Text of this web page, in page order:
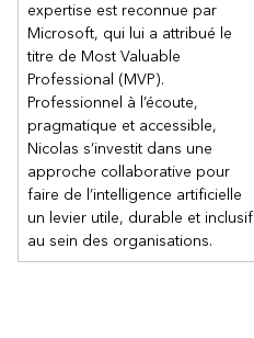
expertise est reconnue par
Microsoft, qui lui a attribué le
titre de Most Valuable
Professional (MVP).
Professionnel à l’écoute,
pragmatique et accessible,
Nicolas s’investit dans une
approche collaborative pour
faire de l’intelligence artificielle
un levier utile, durable et inclusif
au sein des organisations.